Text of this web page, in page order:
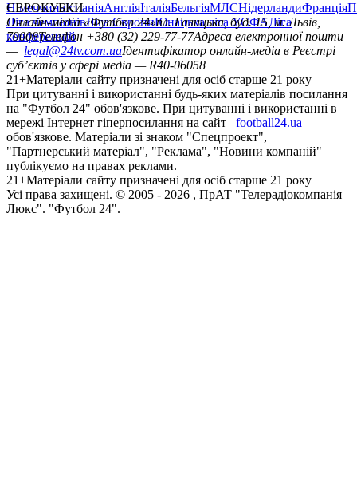
НімеччинаІспаніяАнгліяІталіяБельгіяМЛСНідерландиФранція
ЄВРОКУБКИ
Ліга чемпіонівЛіга ЄвропиЮнацька ліга УЄФАЛіга
конференцій
Онлайн-медіа «Футбол 24»пл. Галицька, буд. 15, м. Львів,
79008Телефон +380 (32) 229-77-77Адреса електронної пошти
— legal@24tv.com.uaІдентифікатор онлайн-медіа в Реєстрі
суб’єктів у сфері медіа — R40-06058
21+Матеріали сайту призначені для осіб старше 21 року
При цитуванні і використанні будь-яких матеріалів посилання
на "Футбол 24" обов'язкове. При цитуванні і використанні в
мережі Інтернет гіперпосилання на сайт
football24.ua
обов'язкове. Матеріали зі знаком "Спецпроект",
"Партнерський матеріал", "Реклама", "Новини компаній"
публікуємо на правах реклами.
21+Матеріали сайту призначені для осіб старше 21 року
Усi права захищенi. © 2005 - 2026 , ПрАТ "Телерадіокомпанія
Люкс". "Футбол 24".